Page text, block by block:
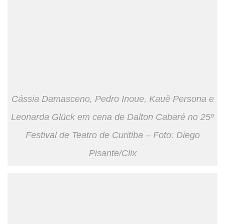
Cássia Damasceno, Pedro Inoue, Kauê Persona e
Leonarda Glück em cena de Dalton Cabaré no 25º
Festival de Teatro de Curitiba – Foto: Diego
Pisante/Clix